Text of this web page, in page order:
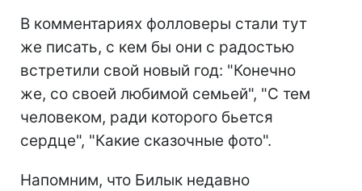
В комментариях фолловеры стали тут
же писать, с кем бы они с радостью
встретили свой новый год: "Конечно
же, со своей любимой семьей", "С тем
человеком, ради которого бьется
сердце", "Какие сказочные фото".
Напомним, что Билык недавно